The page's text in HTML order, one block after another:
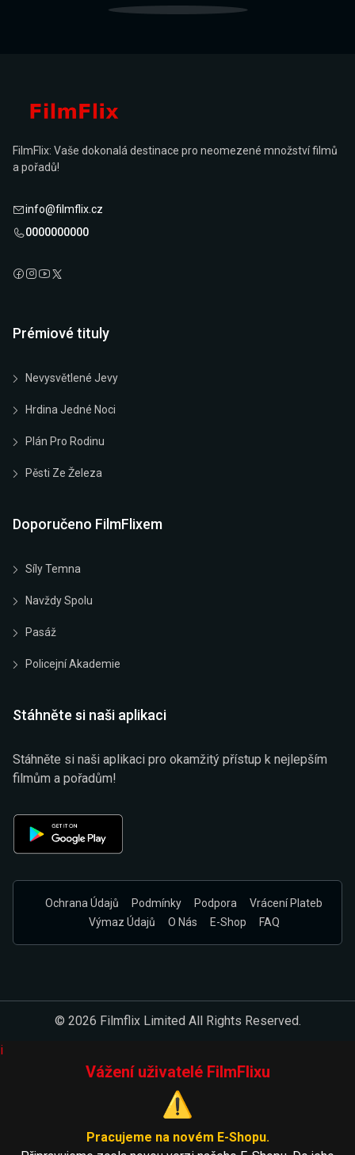
FilmFlix: Vaše dokonalá destinace pro neomezené množství filmů
a pořadů!
info@filmflix.cz
0000000000
Prémiové tituly
Nevysvětlené Jevy
Hrdina Jedné Noci
Plán Pro Rodinu
Pěsti Ze Železa
Doporučeno FilmFlixem
Síly Temna
Navždy Spolu
Pasáž
Policejní Akademie
Stáhněte si naši aplikaci
Stáhněte si naši aplikaci pro okamžitý přístup k nejlepším
filmům a pořadům!
Ochrana Údajů Podmínky Podpora
Vrácení Plateb
Výmaz Údajů
O Nás E-Shop FAQ
© 2026 Filmflix Limited All Rights Reserved.
i
Vážení uživatelé FilmFlixu
⚠️
Pracujeme na novém E-Shopu.